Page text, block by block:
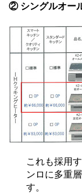
② シングルオー
これも採用
ンロに多重
す。